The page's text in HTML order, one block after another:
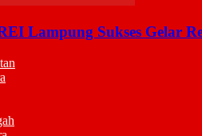
Lampung Sukses Gelar